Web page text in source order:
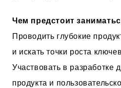
Чем предстоит
Проводить глубокие
и искать точки роста
Участвовать в разработке
продукта и